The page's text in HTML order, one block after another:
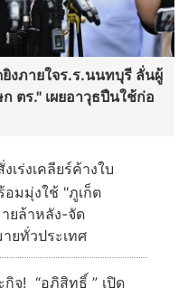
งภายใจร.ร.นนทบุรี ลั่นผู้
ตร." เผยอาวุธปืนใช้ก่อ
เร่งเคลียร์ค้างใบ
มมุ่งใช้ "ภูเก็ต
ยล้าหลัง-จัด
ยทั่วประเทศ
จ! “อภิสิทธิ์ ” เปิด